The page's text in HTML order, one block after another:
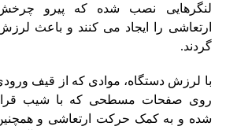
لنگرهایی نصب شده که پیرو
ارتعاشی را ایجاد می کنند و باعث
گردند.
با لرزش دستگاه، موادی که از قیف
روی صفحات مسطحی که با شیب
شده و به کمک حرکت ارتعاشی و